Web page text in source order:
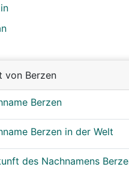
von Berzen
Berzen
Berzen in der Welt
des Nachnamens